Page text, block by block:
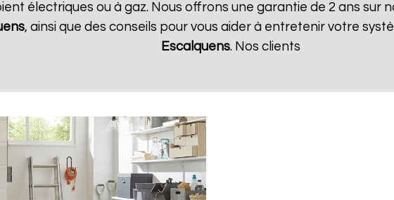
électriques ou à gaz. Nous offrons une garantie de 2 ans sur
, ainsi que des conseils pour vous aider à entretenir votre
Escalquens. Nos clients